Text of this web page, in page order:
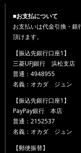
■お支払について
お支払いは代金引換・銀
頂けます。
【振込先銀行口座1】
三菱UFJ銀行 浜松支店
普通：4948955
名義：オカダ ジュン
【振込先銀行口座1】
PayPay銀行 本店
普通：2152537
名義：オカダ ジュン
【郵便振替】